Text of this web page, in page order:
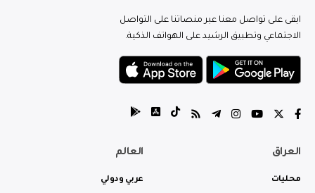
ابقى على تواصل معنا عبر منصاتنا على التواصل
الاجتماعي وتطبيق الرشيد على الهواتف الذكية.
العراق
محليات
العالم
عربي ودولي